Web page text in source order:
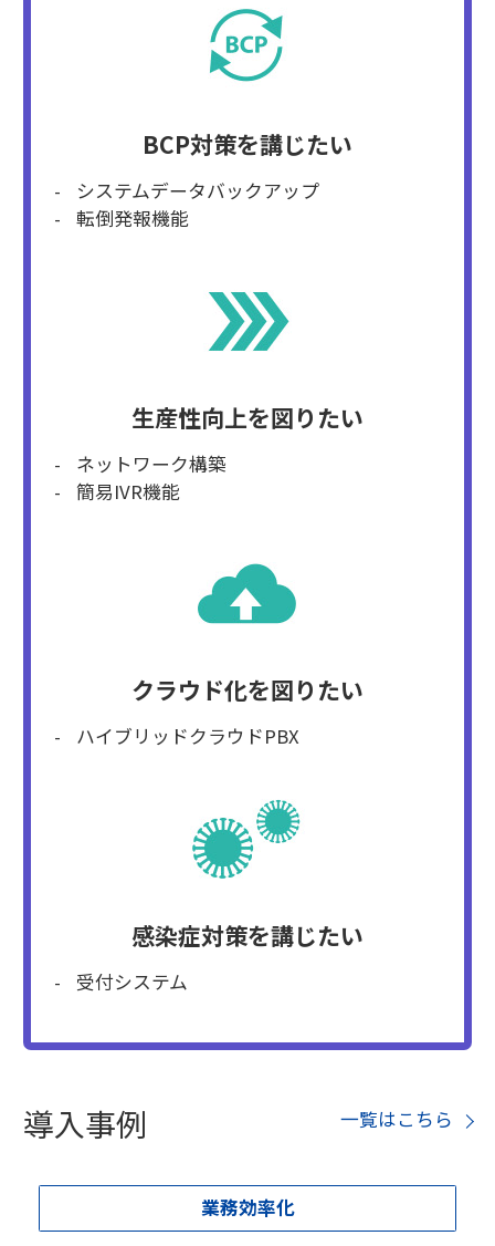
BCP対策を講じたい
システムデータバックアップ
転倒発報機能
生産性向上を図りたい
ネットワーク構築
簡易IVR機能
クラウド化を図りたい
ハイブリッドクラウドPBX
感染症対策を講じたい
受付システム
導入事例 一覧はこちら
業務効率化